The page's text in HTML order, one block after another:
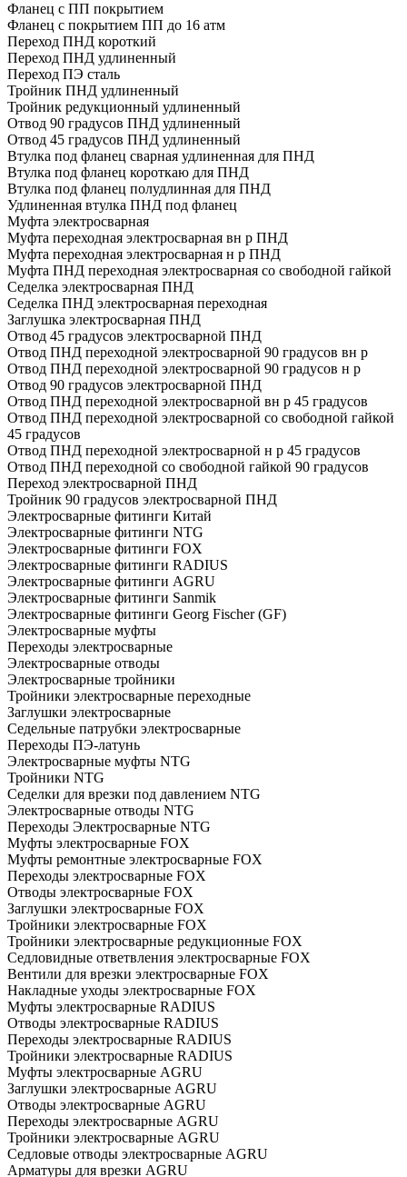
Фланец с ПП покрытием
Фланец с покрытием ПП до 16 атм
Переход ПНД короткий
Переход ПНД удлиненный
Переход ПЭ сталь
Тройник ПНД удлиненный
Тройник редукционный удлиненный
Отвод 90 градусов ПНД удлиненный
Отвод 45 градусов ПНД удлиненный
Втулка под фланец сварная удлиненная для ПНД
Втулка под фланец короткаю для ПНД
Втулка под фланец полудлинная для ПНД
Удлиненная втулка ПНД под фланец
Муфта электросварная
Муфта переходная электросварная вн р ПНД
Муфта переходная электросварная н р ПНД
Муфта ПНД переходная электросварная со свободной гайкой
Седелка электросварная ПНД
Седелка ПНД электросварная переходная
Заглушка электросварная ПНД
Отвод 45 градусов электросварной ПНД
Отвод ПНД переходной электросварной 90 градусов вн р
Отвод ПНД переходной электросварной 90 градусов н р
Отвод 90 градусов электросварной ПНД
Отвод ПНД переходной электросварной вн р 45 градусов
Отвод ПНД переходной электросварной со свободной гайкой
45 градусов
Отвод ПНД переходной электросварной н р 45 градусов
Отвод ПНД переходной со свободной гайкой 90 градусов
Переход электросварной ПНД
Тройник 90 градусов электросварной ПНД
Электросварные фитинги Китай
Электросварные фитинги NTG
Электросварные фитинги FOX
Электросварные фитинги RADIUS
Электросварные фитинги AGRU
Электросварные фитинги Sanmik
Электросварные фитинги Georg Fischer (GF)
Электросварные муфты
Переходы электросварные
Электросварные отводы
Электросварные тройники
Тройники электросварные переходные
Заглушки электросварные
Седельные патрубки электросварные
Переходы ПЭ-латунь
Электросварные муфты NTG
Тройники NTG
Седелки для врезки под давлением NTG
Электросварные отводы NTG
Переходы Электросварные NTG
Муфты электросварные FOX
Муфты ремонтные электросварные FOX
Переходы электросварные FOX
Отводы электросварные FOX
Заглушки электросварные FOX
Тройники электросварные FOX
Тройники электросварные редукционные FOX
Седловидные ответвления электросварные FOX
Вентили для врезки электросварные FOX
Накладные уходы электросварные FOX
Муфты электросварные RADIUS
Отводы электросварные RADIUS
Переходы электросварные RADIUS
Тройники электросварные RADIUS
Муфты электросварные AGRU
Заглушки электросварные AGRU
Отводы электросварные AGRU
Переходы электросварные AGRU
Тройники электросварные AGRU
Седловые отводы электросварные AGRU
Арматуры для врезки AGRU